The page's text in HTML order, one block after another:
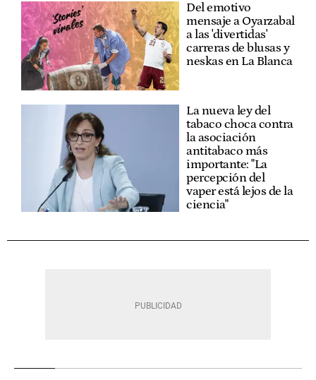
Del emotivo
mensaje a Oyarzabal
a las 'divertidas'
carreras de blusas y
neskas en La Blanca
La nueva ley del
tabaco choca contra
la asociación
antitabaco más
importante: "La
percepción del
vaper está lejos de la
ciencia"